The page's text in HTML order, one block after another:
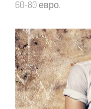
60-80 евро.